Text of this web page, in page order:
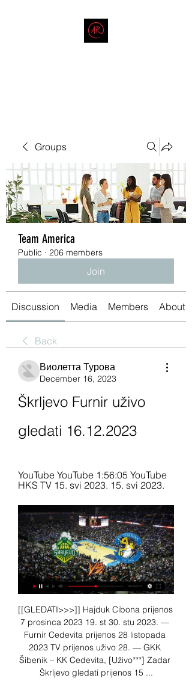
Groups
Team America
Public · 206 members
Join
Discussion Media Members About
Back
Виолетта Турова
December 16, 2023
Škrljevo Furnir uživo
gledati 16.12.2023
YouTube YouTube 1:56:05 YouTube
HKS TV 15. svi 2023. 15. svi 2023.
[[GLEDATI>>>]] Hajduk Cibona prijenos
7 prosinca 2023 19. st 30. stu 2023. —
Furnir Cedevita prijenos 28 listopada
2023 TV prijenos uživo 28. — GKK
Šibenik – KK Cedevita, [Uživo***] Zadar
Škrljevo gledati prijenos 15 ...